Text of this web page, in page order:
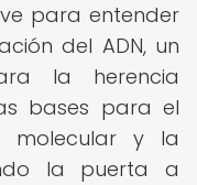
para entender
del ADN, un
la herencia
bases para el
molecular y la
la puerta a